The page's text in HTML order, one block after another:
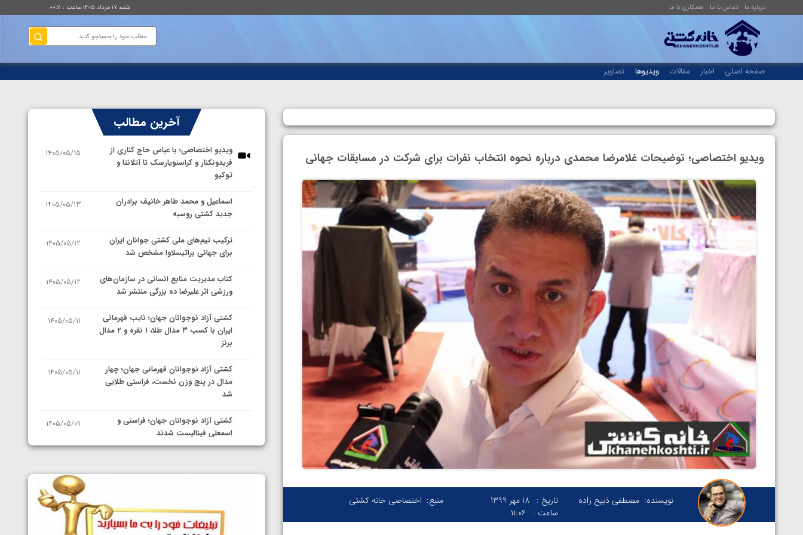
درباره ما تماس با ما همکاری با ما شنبه ۱۷ مرداد ۱۴۰۵ ساعت : ۰۰:۱۱
صفحه اصلی اخبار مقالات ویدیوها تصاویر
ویدیو اختصاصی؛ توضیحات غلامرضا محمدی درباره نحوه انتخاب نفرات برای شرکت در مسابقات جهانی
نویسنده: مصطفی ذبیح زاده تاریخ : 18 مهر 1399
ساعت :
۱۱:۰۶
منبع: اختصاصی خانه کشتی
آخرین مطالب
ویدیو اختصاصی؛ با عباس حاج کناری از
فریدونکنار و کراسنویارسک تا آتلانتا و
توکیو
1405/05/15
اسماعیل و محمد طاهر خانیف برادران
جدید کشتی روسیه
1405/05/13
ترکیب تیم‌های ملی کشتی جوانان ایران
برای جهانی براتیسلاوا مشخص شد
1405/05/12
کتاب مدیریت منابع انسانی در سازمان‌های
ورزشی اثر علیرضا ده بزرگی منتشر شد
1405/05/12
کشتی آزاد نوجوانان جهان؛ نایب قهرمانی
ایران با کسب ۳ مدال طلا، ۱ نقره و ۲ مدال
برنز
1405/05/11
کشتی آزاد نوجوانان قهرمانی جهان؛ چهار
مدال در پنج وزن نخست، فراستی طلایی
شد
1405/05/11
کشتی آزاد نوجوانان جهان؛ فراستی و
اسمعلی فینالیست شدند
1405/05/09
نمایندگان ایران مشخص شدند
سوم برای ایران
1405/05/07